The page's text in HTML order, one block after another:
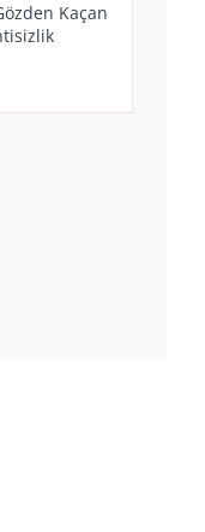
Kaçan